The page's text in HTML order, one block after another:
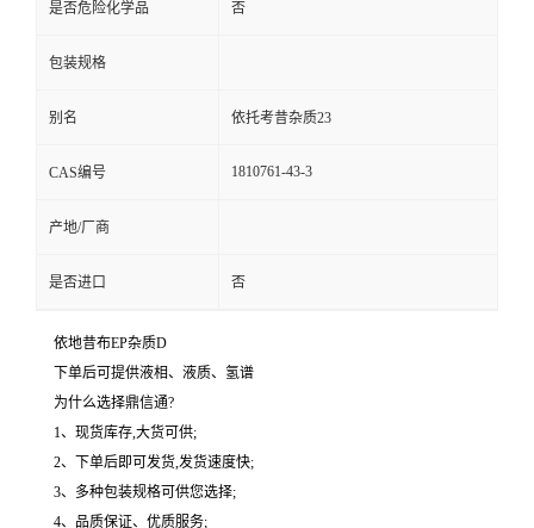
是否危险化学品 否
包装规格
别名 依托考昔杂质23
CAS编号 1810761-43-3
产地/厂商
是否进口 否
依地昔布EP杂质D
下单后可提供液相、液质、氢谱
为什么选择鼎信通?
1、现货库存,大货可供;
2、下单后即可发货,发货速度快;
3、多种包装规格可供您选择;
4、品质保证、优质服务;